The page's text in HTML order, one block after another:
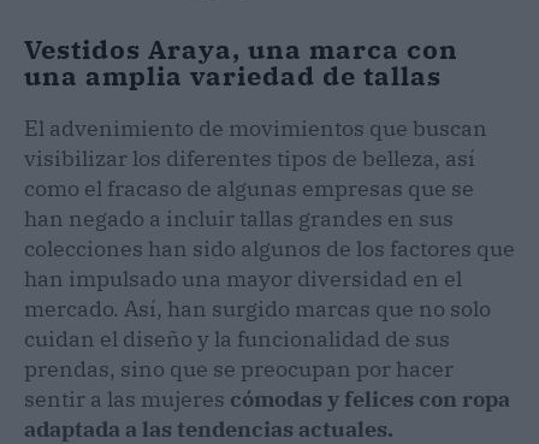
Vestidos Araya, una marca con
una amplia variedad de tallas
El advenimiento de movimientos que buscan
visibilizar los diferentes tipos de belleza, así
como el fracaso de algunas empresas que se
han negado a incluir tallas grandes en sus
colecciones han sido algunos de los factores que
han impulsado una mayor diversidad en el
mercado. Así, han surgido marcas que no solo
cuidan el diseño y la funcionalidad de sus
prendas, sino que se preocupan por hacer
sentir a las mujeres cómodas y felices con ropa
adaptada a las tendencias actuales.